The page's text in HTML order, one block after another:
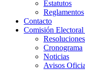
Estatutos
Reglamentos
Contacto
Comisión
Resoluciones
Cronograma
Noticias
Avisos